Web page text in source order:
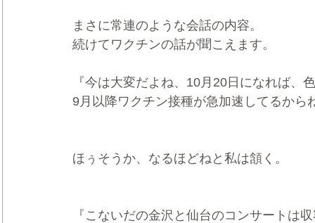
まさに常連のような会話の内容。
続けてワクチンの話が聞こえます。
『今は大変だよね、10月20日になれば、
9月以降ワクチン接種が急加速してるから
ほぅそうか、なるほどねと私は頷く。
『こないだの金沢と仙台のコンサートは